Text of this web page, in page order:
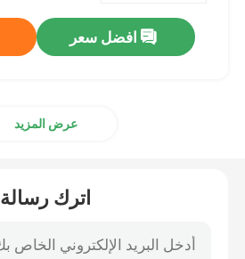
افضل سعر
عرض المزيد
اترك رسالة